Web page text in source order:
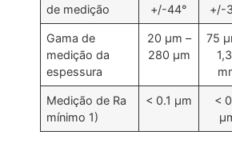
de medição
+/-44°
+/-
Gama de
medição da
espessura
20 μm –
280 μm
75
Medição de Ra
mínimo 1)
< 0.1 µm
<